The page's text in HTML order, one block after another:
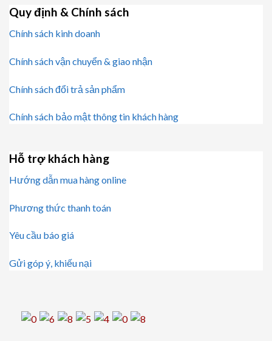
Quy định & Chính sách
Chính sách kinh doanh
Chính sách vận chuyển & giao nhận
Chính sách đổi trả sản phẩm
Chính sách bảo mật thông tin khách hàng
Hỗ trợ khách hàng
Hướng dẫn mua hàng online
Phương thức thanh toán
Yêu cầu báo giá
Gửi góp ý, khiếu nại